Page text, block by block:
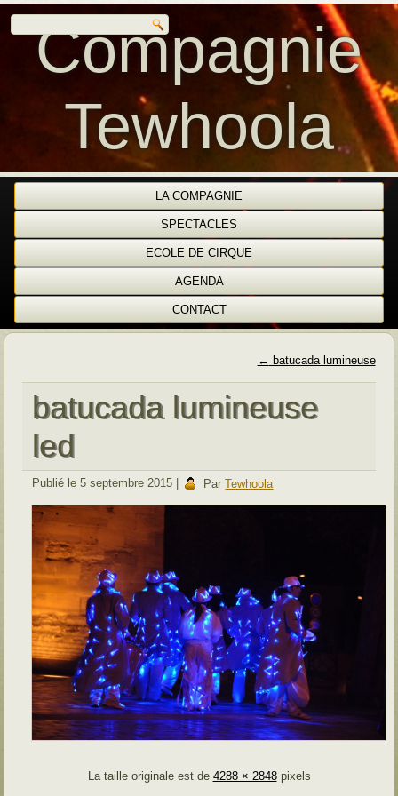
Compagnie
Tewhoola
LA COMPAGNIE
SPECTACLES
ECOLE DE CIRQUE
AGENDA
CONTACT
← batucada lumineuse
batucada lumineuse
led
Publié le 5 septembre 2015 Par Tewhoola
La taille originale est de 4288 × 2848pixels